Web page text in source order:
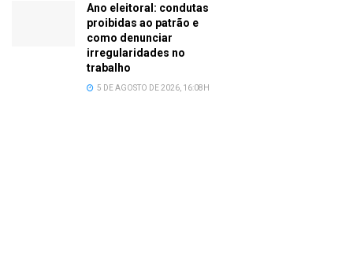
Ano eleitoral: condutas
proibidas ao patrão e
como denunciar
irregularidades no
trabalho
5 DE AGOSTO DE 2026, 16:08H